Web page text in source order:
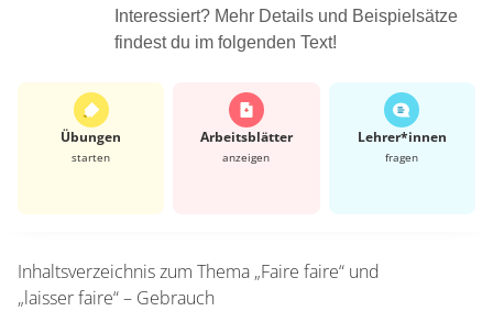
Interessiert? Mehr Details und Beispielsätze
findest du im folgenden Text!
Übungen
starten
Arbeits­blätter
anzeigen
Lehrer*​innen
fragen
Inhaltsverzeichnis zum Thema „Faire faire“ und
„laisser faire“ – Gebrauch